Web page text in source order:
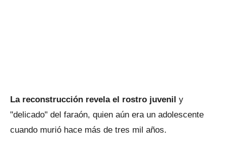
La reconstrucción revela el rostro juvenil y
"delicado" del faraón, quien aún era un adolescente
cuando murió hace más de tres mil años.